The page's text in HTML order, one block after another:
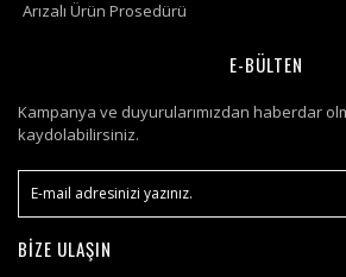
Arızalı Ürün Prosedürü
E-BÜLTEN
Kampanya ve duyurularımızdan haberdar
kaydolabilirsiniz.
BİZE ULAŞIN